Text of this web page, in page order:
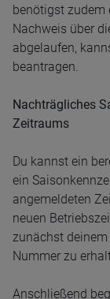
benötigst zudem
Nachweis über
abgelaufen,
beantragen.
Nachträgliches
Zeitraums
Du kannst ein
ein
angemeldeten
neuen
zunächst deinem
Nummer zu
Anschließend